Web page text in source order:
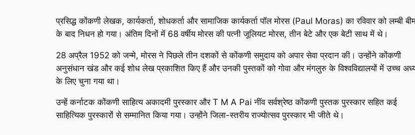
प्रसिद्ध कोंकणी लेखक, कार्यकर्ता, शोधकर्ता और सामाजिक कार्यकर्ता पॉल मोरस (Paul Moras) का रविवार को लम्बी
के बाद निधन हो गया। अंतिम दिनों में 68 वर्षीय मोरस की पत्नी जूलियट मोरस, तीन बेटे और एक बेटी साथ में थे।
28 अप्रैल 1952 को जन्मे, मोरस ने पिछले तीन दशकों से कोंकणी समुदाय को अपार सेवा प्रदान की। उन्होंने कोंकणी
अनुसंधान खंड और कई शोध लेख प्रकाशित किए हैं और उनकी पुस्तकों को गोवा और मंगलुरु के विश्वविद्यालयों में उच्च
के लिए चुना गया था।
उन्हें कर्नाटक कोंकणी साहित्य अकादमी पुरस्कार और T M A Pai नींव सर्वश्रेष्ठ कोंकणी पुस्तक पुरस्कार सहित कई
साहित्यिक पुरस्कारों से सम्मानित किया गया। उन्होंने जिला-स्तरीय राज्योत्सव पुरस्कार भी जीते थे।